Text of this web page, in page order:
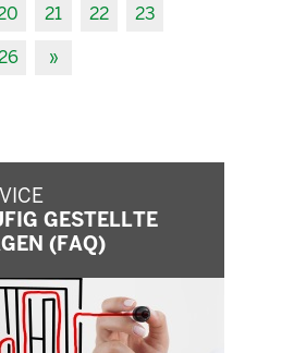
21 22
23
»
GESTELLTE
(FAQ)